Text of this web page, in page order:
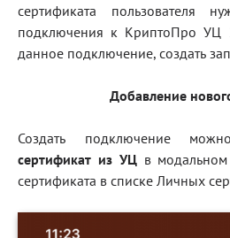
сертификата пользователя
подключения к КриптоПро УЦ
данное подключение, создать
Добавление
Создать подключение
сертификат из УЦв модальном
сертификата в списке Личных